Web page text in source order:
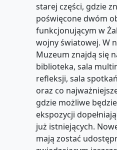
starej części, gdzie
poświęcone dwóm
funkcjonującym w
wojny światowej. W
Muzeum znajdą się
biblioteka, sala
refleksji, sala
oraz co
gdzie możliwe
ekspozycji
już istniejących.
mają zostać